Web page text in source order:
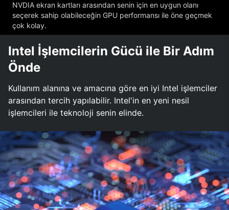
NVDIA ekran kartları arasından senin için en uygun olanı
seçerek sahip olabileceğin GPU performansı ile öne geçmek
çok kolay.
Intel İşlemcilerin Gücü ile Bir Adım
Önde
Kullanım alanına ve amacına göre en iyi Intel işlemciler
arasından tercih yapılabilir. Intel'in en yeni nesil
işlemcileri ile teknoloji senin elinde.